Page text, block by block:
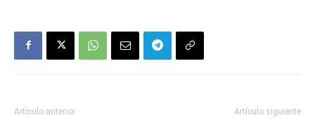
Artículo anterior Artículo siguiente